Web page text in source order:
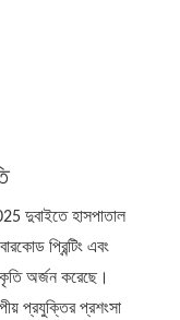
দুবাইতে হাসপাতাল
প্রিন্টিং এবং
অর্জন করেছে।
প্রযুক্তির প্রশংসা